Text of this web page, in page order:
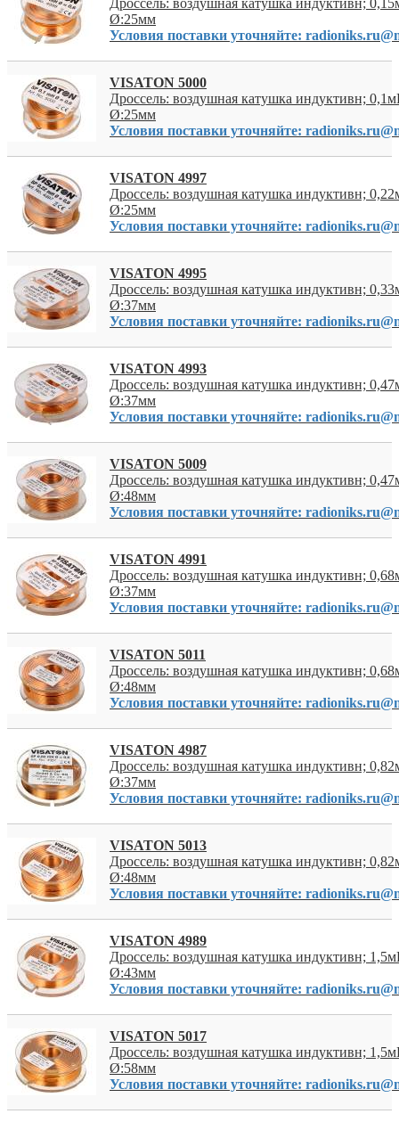
Ø:25мм
Условия поставки уточняйте:
VISATON 5000
Дроссель: воздушная катушка индуктивн;
Ø:25мм
Условия поставки уточняйте:
VISATON 4997
Дроссель: воздушная катушка индуктивн;
Ø:25мм
Условия поставки уточняйте:
VISATON 4995
Дроссель: воздушная катушка индуктивн;
Ø:37мм
Условия поставки уточняйте:
VISATON 4993
Дроссель: воздушная катушка индуктивн;
Ø:37мм
Условия поставки уточняйте:
VISATON 5009
Дроссель: воздушная катушка индуктивн;
Ø:48мм
Условия поставки уточняйте:
VISATON 4991
Дроссель: воздушная катушка индуктивн;
Ø:37мм
Условия поставки уточняйте:
VISATON 5011
Дроссель: воздушная катушка индуктивн;
Ø:48мм
Условия поставки уточняйте:
VISATON 4987
Дроссель: воздушная катушка индуктивн;
Ø:37мм
Условия поставки уточняйте:
VISATON 5013
Дроссель: воздушная катушка индуктивн;
Ø:48мм
Условия поставки уточняйте:
VISATON 4989
Дроссель: воздушная катушка индуктивн;
Ø:43мм
Условия поставки уточняйте:
VISATON 5017
Дроссель: воздушная катушка индуктивн;
Ø:58мм
Условия поставки уточняйте: